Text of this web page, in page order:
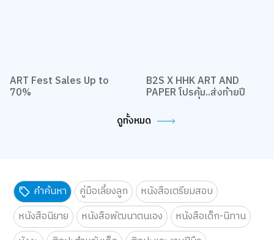
B2S X HHK ART AND
PAPER โปรคุ้ม..ส่งท้ายปี
คำค้นหา คู่มือเลี้ยงลูก
หนังสือเตรียมสอบ